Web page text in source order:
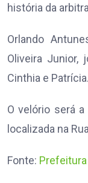
história da
Orlando
Oliveira Junior,
Cinthia e Patrícia.
O velório será
localizada na
Fonte: